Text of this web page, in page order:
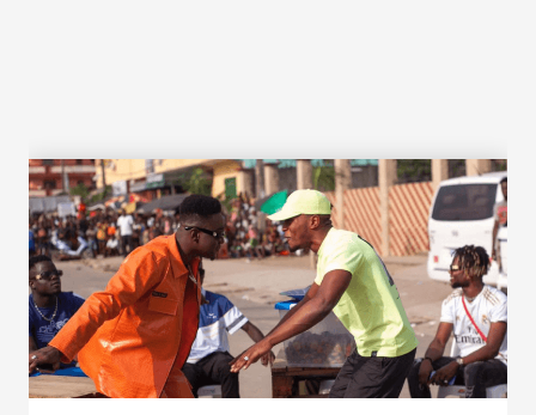
WANT MORE ?